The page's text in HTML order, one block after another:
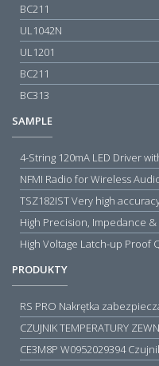
BC211
UL1042N
UL1201
BC211
BC313
SAMPLE
4-String 120mA LED Driver
NFMI Radio for Wireless
High Precision, Impedance
High Voltage Latch-up Proof
PRODUKTY
CZUJNIK TEMPERATURY